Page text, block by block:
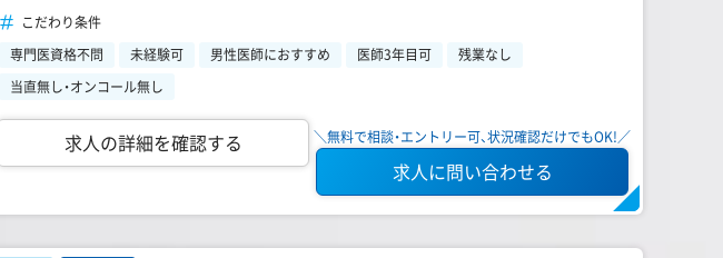
こだわり条件
専門医資格不問
未経験可 男性医師におすすめ 医師3年目可
残業なし
当直無し・オンコール無し
求人の詳細を確認する ＼無料で相談・エントリー可、状況確認だけでもOK!／
求人に問い合わせる